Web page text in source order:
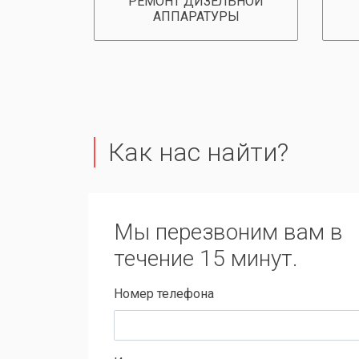
АППАРАТУРЫ
Как нас найти?
Мы перезвоним вам в
течение 15 минут.
Номер телефона